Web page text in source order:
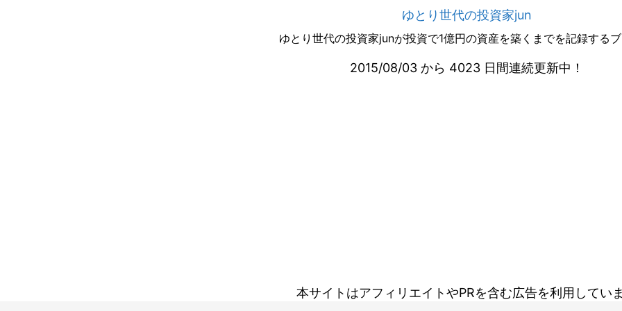
ゆとり世代の投資家jun
ゆとり世代の投資家junが投資で1億円の資産を築くまでを記録するブ
2015/08/03 から 4023 日間連続更新中！
本サイトはアフィリエイトやPRを含む広告を利用してい